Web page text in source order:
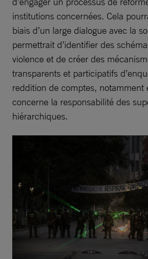
institutions concernées. Cela
biais d’un large dialogue avec la
permettrait d’identifier des
violence et de créer des
transparents et participatifs
reddition de comptes, notamment
concerne la responsabilité des
hiérarchiques.